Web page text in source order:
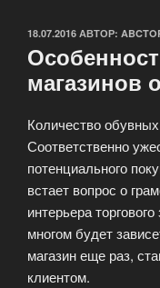
ОПУБЛИКОВАНО
18.07.2016 АВТОР:
магазинов
Количество обувных
Соответственно
потенциального
встает вопрос о
интерьера
многом будет
магазин еще раз,
клиентом.